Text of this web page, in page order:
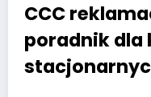
CCC
poradnik dla